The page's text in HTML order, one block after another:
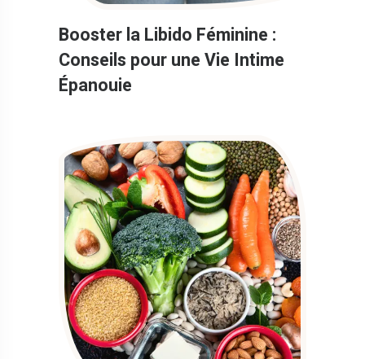
Booster la Libido Féminine :
Conseils pour une Vie Intime
Épanouie